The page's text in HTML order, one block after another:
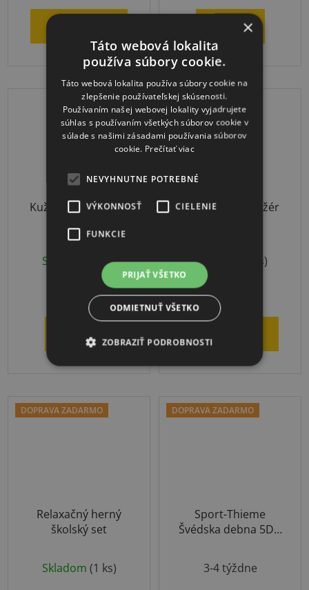
5,0
hviezdičiek.
DETAIL
Kužele na značenie
hodnotenie
produktu
5,0
Skladom (3 ks)
€29,62
DETAIL
DOPRAVA ZADARMO
Spectrum trenažér
Skladom (1 ks)
€268,99
DOPRAVA ZADARMO
Relaxačný herný
školský set
Skladom (1 ks)
DOPRAVA ZADARMO
Sport-Thieme
Švédska debna 5D s
3-4 týždne
×
Táto webová lokalita
používa súbory cookie.
Táto webová lokalita používa súbory cookie na
zlepšenie používateľskej skúsenosti.
Používaním našej webovej lokality vyjadrujete
súhlas s používaním všetkých súborov cookie v
súlade s našimi zásadami používania súborov
cookie. Prečítať viac
NEVYHNUTNE POTREBNÉ
VÝKONNOSŤ CIELENIE
FUNKCIE
PRIJAŤ VŠETKO
ODMIETNUŤ VŠETKO
ZOBRAZIŤ PODROBNOSTI